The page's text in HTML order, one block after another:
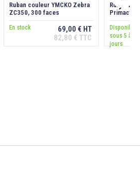
Ruban couleur YMCKO Zebra
ZC350, 300 faces
En stock
69,00 € HT
82,80 € TTC
Ajouter au
Ruban
Primacy 2,
Disponible
sous 5 à 7
jours
